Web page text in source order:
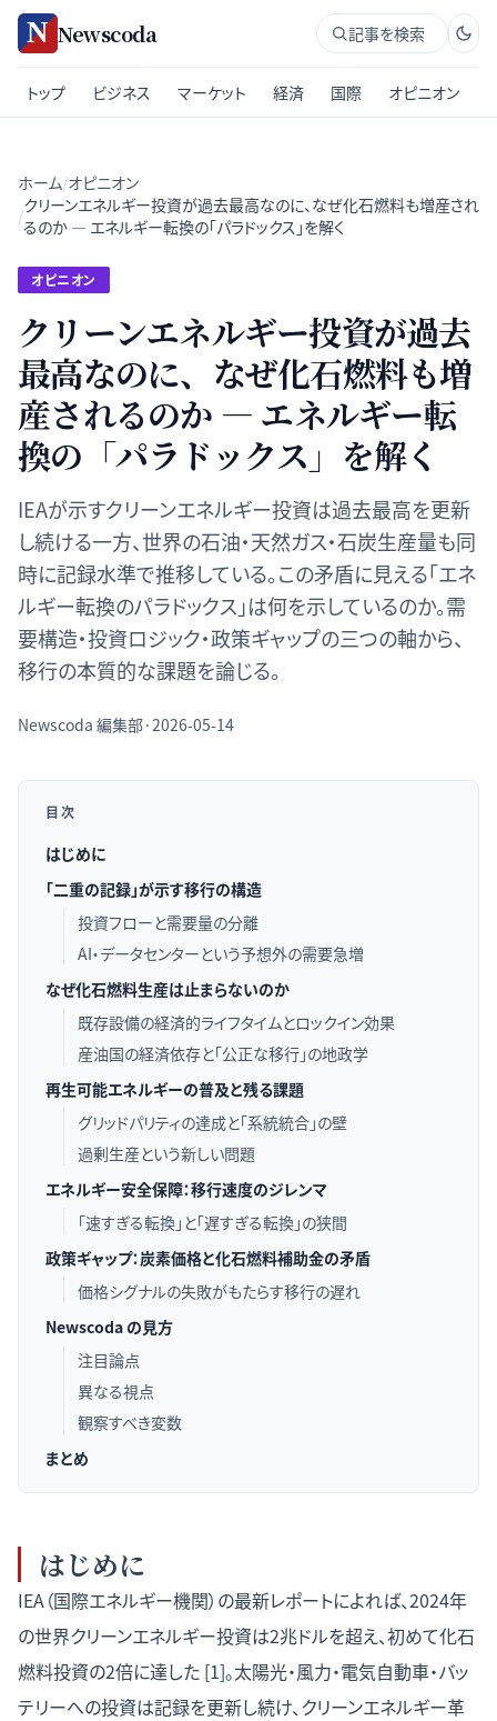
Newscoda 記事を検索
トップ ビジネス マーケット 経済 国際 オピニオン
ホーム/オピニオン
/クリーンエネルギー投資が過去最高なのに、なぜ化石燃料も増産され
るのか — エネルギー転換の「パラドックス」を解く
オピニオン
クリーンエネルギー投資が過去
最高なのに、なぜ化石燃料も増
産されるのか — エネルギー転
換の「パラドックス」を解く
IEAが示すクリーンエネルギー投資は過去最高を更新
し続ける一方、世界の石油・天然ガス・石炭生産量も同
時に記録水準で推移している。この矛盾に見える「エネ
ルギー転換のパラドックス」は何を示しているのか。需
要構造・投資ロジック・政策ギャップの三つの軸から、
移行の本質的な課題を論じる。
Newscoda 編集部·2026-05-14
目次
はじめに
「二重の記録」が示す移行の構造
投資フローと需要量の分離
AI・データセンターという予想外の需要急増
なぜ化石燃料生産は止まらないのか
既存設備の経済的ライフタイムとロックイン効果
産油国の経済依存と「公正な移行」の地政学
再生可能エネルギーの普及と残る課題
グリッドパリティの達成と「系統統合」の壁
過剰生産という新しい問題
エネルギー安全保障：移行速度のジレンマ
「速すぎる転換」と「遅すぎる転換」の狭間
政策ギャップ：炭素価格と化石燃料補助金の矛盾
価格シグナルの失敗がもたらす移行の遅れ
Newscoda の見方
注目論点
異なる視点
観察すべき変数
まとめ
はじめに
IEA（国際エネルギー機関）の最新レポートによれば、2024年
の世界クリーンエネルギー投資は2兆ドルを超え、初めて化石
燃料投資の2倍に達した [1]。太陽光・風力・電気自動車・バッ
テリーへの投資は記録を更新し続け、クリーンエネルギー革